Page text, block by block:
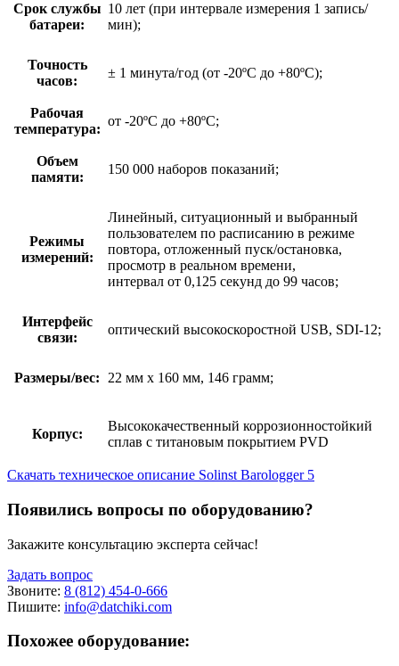
Срок службы
батареи:
10 лет (при интервале измерения 1 запись/
мин);
Точность
часов:
± 1 минута/год (от -20ºC до +80ºC);
Рабочая
температура:
от -20ºC до +80ºC;
Объем
памяти:
150 000 наборов показаний;
Режимы
измерений:
Линейный, ситуационный и выбранный
пользователем по расписанию в режиме
повтора, отложенный пуск/остановка,
просмотр в реальном времени,
интервал от 0,125 секунд до 99 часов;
Интерфейс
связи:
оптический высокоскоростной USB, SDI-12;
Размеры/вес: 22 мм x 160 мм, 146 грамм;
Корпус:
Высококачественный коррозионностойкий
сплав с титановым покрытием PVD
Скачать техническое описание Solinst Barologger 5
Появились вопросы по оборудованию?
Закажите консультацию эксперта сейчас!
Задать вопрос
Звоните: 8 (812) 454-0-666
Пишите: info@datchiki.com
Похожее оборудование: